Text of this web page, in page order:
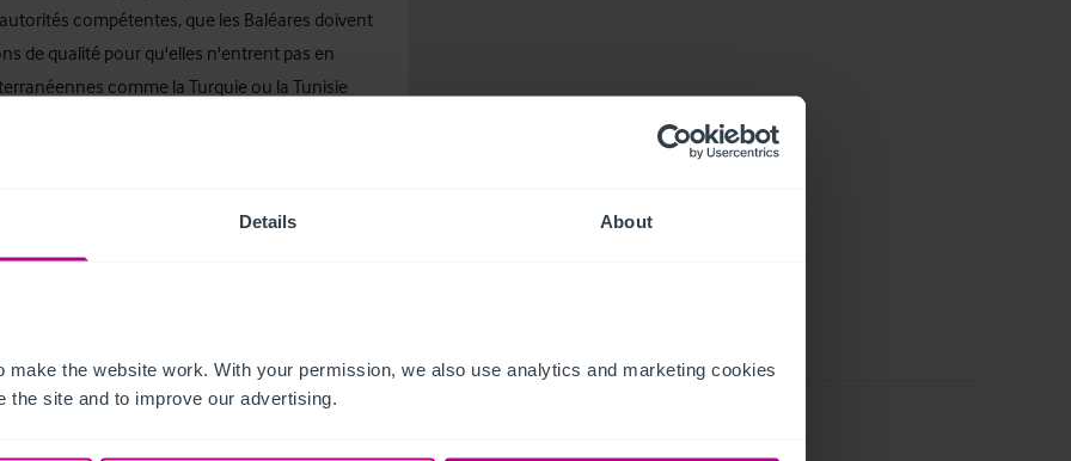
Details About
make the website work. With your permission, we also use analytics and marketing cookies
the site and to improve our advertising.
compétentes, que les Baléares doivent
de qualité pour qu'elles n'entrent pas en
comme la Turquie ou la Tunisie